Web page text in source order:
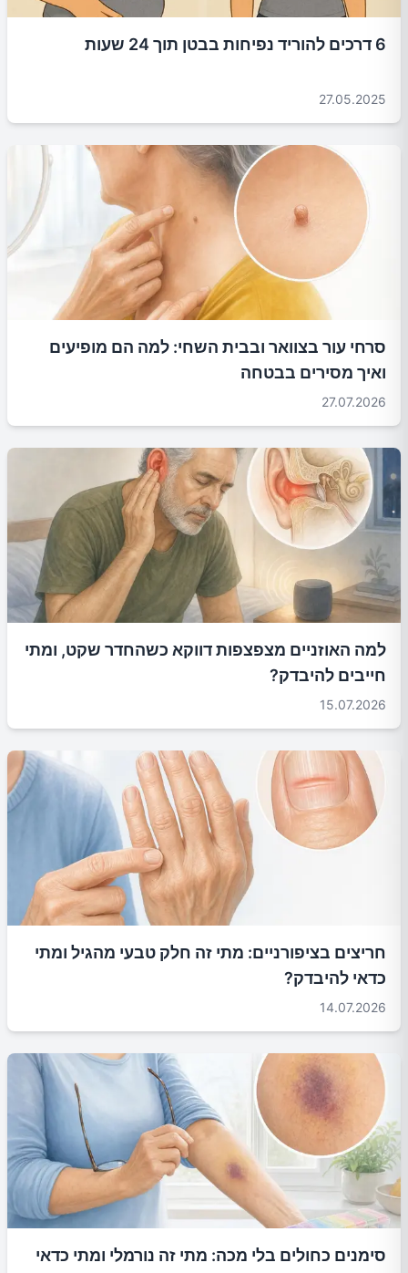
6 דרכים להוריד נפיחות בבטן תוך 24 שעות
27.05.2025
סרחי עור בצוואר ובבית השחי: למה הם מופיעים
ואיך מסירים בבטחה
27.07.2026
למה האוזניים מצפצפות דווקא כשהחדר שקט, ומתי
חייבים להיבדק?
15.07.2026
חריצים בציפורניים: מתי זה חלק טבעי מהגיל ומתי
כדאי להיבדק?
14.07.2026
סימנים כחולים בלי מכה: מתי זה נורמלי ומתי כדאי